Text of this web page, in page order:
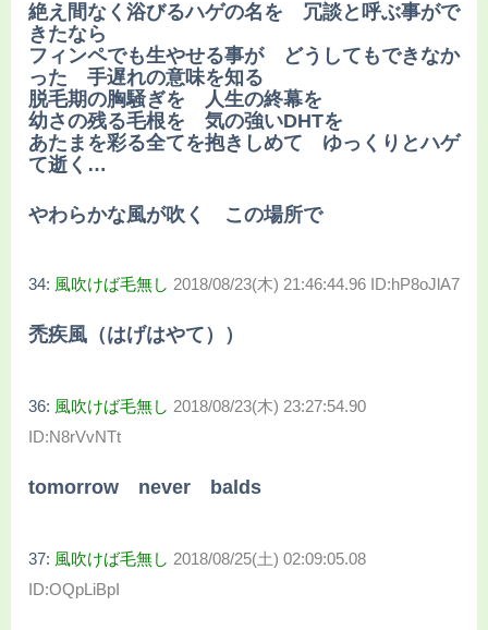
絶え間なく浴びるハゲの名を 冗談と呼ぶ事がで
きたなら
フィンペでも生やせる事が どうしてもできなか
った 手遅れの意味を知る
脱毛期の胸騒ぎを 人生の終幕を
幼さの残る毛根を 気の強いDHTを
あたまを彩る全てを抱きしめて ゆっくりとハゲ
て逝く…
やわらかな風が吹く この場所で
34: 風吹けば毛無し 2018/08/23(木) 21:46:44.96 ID:hP8oJlA7
禿疾風（はげはやて））
36: 風吹けば毛無し 2018/08/23(木) 23:27:54.90
ID:N8rVvNTt
tomorrow never balds
37: 風吹けば毛無し 2018/08/25(土) 02:09:05.08
ID:OQpLiBpI